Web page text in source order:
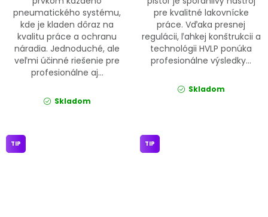
pneumatického systému,
kde je kladen dôraz na
kvalitu práce a ochranu
náradia. Jednoduché, ale
veľmi účinné riešenie pre
profesionálne aj...
Skladom
pre kvalitné lakovnícke
práce. Vďaka presnej
regulácii, ľahkej konštrukcii a
technológii HVLP ponúka
profesionálne výsledky...
Skladom
TIP TIP